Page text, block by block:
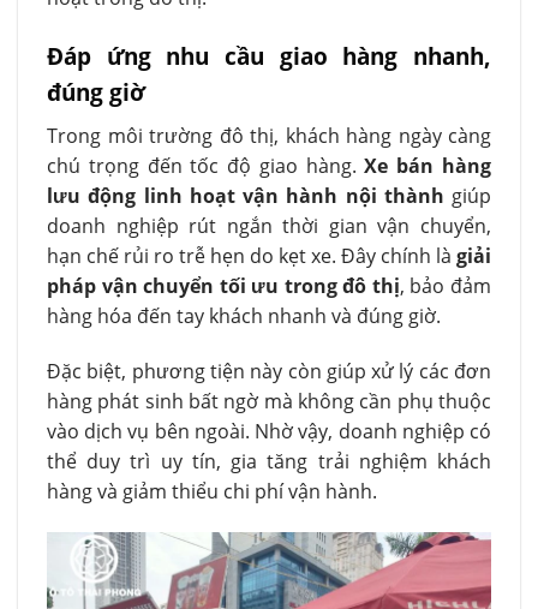
Đáp ứng nhu cầu giao hàng nhanh,
đúng giờ
Trong môi trường đô thị, khách hàng ngày càng
chú trọng đến tốc độ giao hàng.Xe bán hàng
lưu động linh hoạt vận hành nội thành giúp
doanh nghiệp rút ngắn thời gian vận chuyển,
hạn chế rủi ro trễ hẹn do kẹt xe. Đây chính là giải
pháp vận chuyển tối ưu trong đô thị, bảo đảm
hàng hóa đến tay khách nhanh và đúng giờ.
Đặc biệt, phương tiện này còn giúp xử lý các đơn
hàng phát sinh bất ngờ mà không cần phụ thuộc
vào dịch vụ bên ngoài. Nhờ vậy, doanh nghiệp có
thể duy trì uy tín, gia tăng trải nghiệm khách
hàng và giảm thiểu chi phí vận hành.